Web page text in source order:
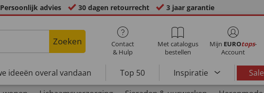
Persoonlijk advies 30 dagen retourrecht 3 jaar garantie
Zoeken
Contact
& Hulp
Met catalogus
bestellen
Mijn EUROtops-
Account
ideeën overal vandaan Top 50 Inspiratie
Sale